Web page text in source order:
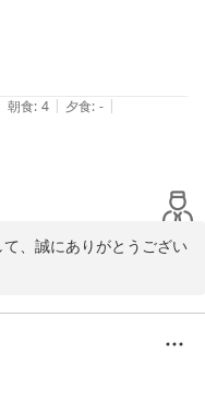
した‼︎
朝食: 4 | 夕食: - |
、誠にありがとうござい
だき、重ねてお礼申し上
しいただけた様子が伺
待ちしております。